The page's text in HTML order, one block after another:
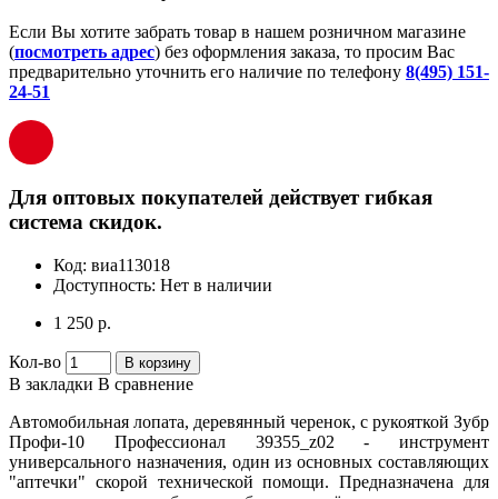
Если Вы хотите забрать товар в нашем розничном магазине
(посмотреть адрес) без оформления заказа, то просим Вас
предварительно уточнить его наличие по телефону 8(495) 151-
24-51
Для оптовых покупателей действует гибкая
система скидок.
Код: виа113018
Доступность: Нет в наличии
1 250 р.
Кол-во В корзину
В закладки В сравнение
Автомобильная лопата, деревянный черенок, с рукояткой Зубр
Профи-10 Профессионал 39355_z02 - инструмент
универсального назначения, один из основных составляющих
"аптечки" скорой технической помощи. Предназначена для